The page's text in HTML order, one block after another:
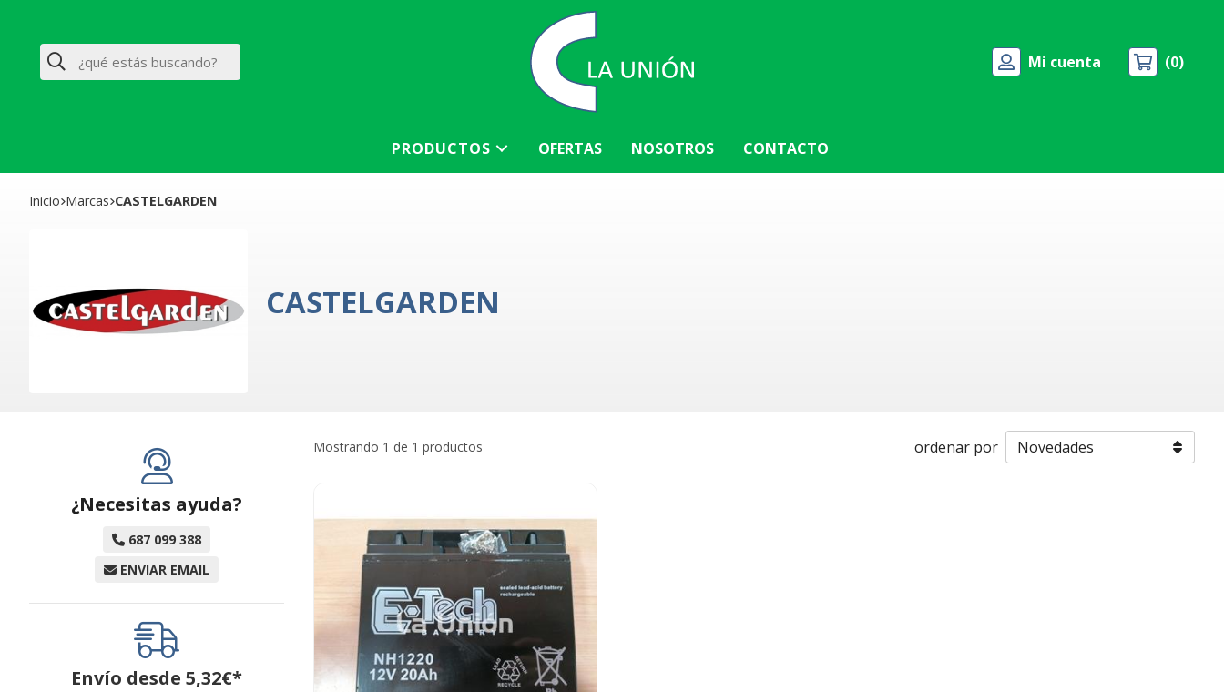
Buscar Mi cuenta 0
PRODUCTOS OFERTAS NOSOTROS CONTACTO
Inicio marcas CASTELGARDEN
CASTELGARDEN
Mostrando 1 de 1 productos ordenar por
¿Necesitas ayuda?
687 099 388
ENVIAR EMAIL
Envío desde 5,32€*